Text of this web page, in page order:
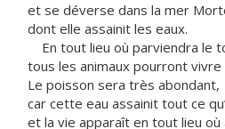
et se déverse dans la mer
dont elle assainit les eaux.
En tout lieu où parviendra le
tous les animaux pourront
Le poisson sera très abondant,
car cette eau assainit tout ce
et la vie apparaît en tout lieu